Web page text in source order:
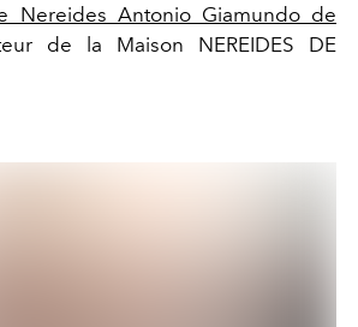
Nereides Antonio Giamundo de
de la Maison NEREIDES DE